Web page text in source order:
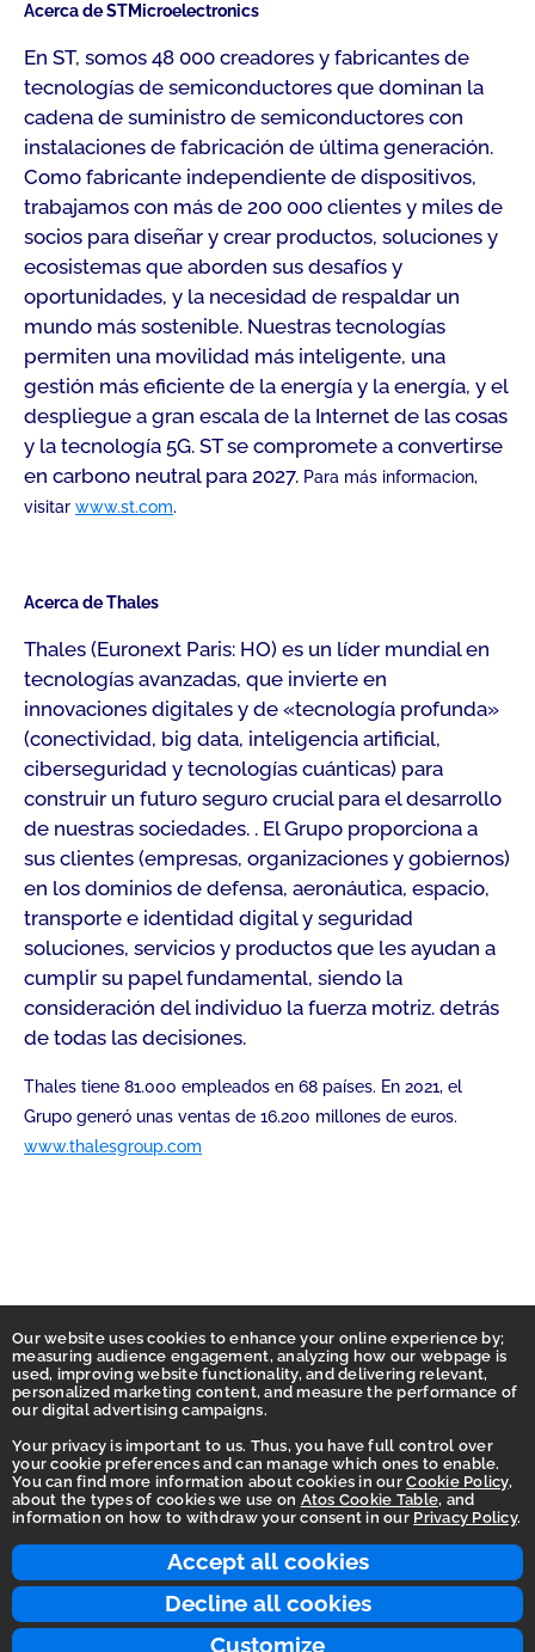
Accept all cookies
Decline all cookies
Customize
Our website uses cookies to enhance your online experience by;
measuring audience engagement, analyzing how our webpage is
used, improving website functionality, and delivering relevant,
personalized marketing content, and measure the performance of
our digital advertising campaigns.
Your privacy is important to us. Thus, you have full control over
your cookie preferences and can manage which ones to enable.
You can find more information about cookies in ourCookie Policy,
about the types of cookies we use on Atos Cookie Table, and
information on how to withdraw your consent in our Privacy Policy.
Acerca de STMicroelectronics
En ST, somos 48 000 creadores y fabricantes de
tecnologías de semiconductores que dominan la
cadena de suministro de semiconductores con
instalaciones de fabricación de última generación.
Como fabricante independiente de dispositivos,
trabajamos con más de 200 000 clientes y miles de
socios para diseñar y crear productos, soluciones y
ecosistemas que aborden sus desafíos y
oportunidades, y la necesidad de respaldar un
mundo más sostenible. Nuestras tecnologías
permiten una movilidad más inteligente, una
gestión más eficiente de la energía y la energía, y el
despliegue a gran escala de la Internet de las cosas
y la tecnología 5G. ST se compromete a convertirse
en carbono neutral para 2027. Para más informacion,
visitar www.st.com.
Acerca de Thales
Thales (Euronext Paris: HO) es un líder mundial en
tecnologías avanzadas, que invierte en
innovaciones digitales y de «tecnología profunda»
(conectividad, big data, inteligencia artificial,
ciberseguridad y tecnologías cuánticas) para
construir un futuro seguro crucial para el desarrollo
de nuestras sociedades. . El Grupo proporciona a
sus clientes (empresas, organizaciones y gobiernos)
en los dominios de defensa, aeronáutica, espacio,
transporte e identidad digital y seguridad
soluciones, servicios y productos que les ayudan a
cumplir su papel fundamental, siendo la
consideración del individuo la fuerza motriz. detrás
de todas las decisiones.
Thales tiene 81.000 empleados en 68 países. En 2021, el
Grupo generó unas ventas de 16.200 millones de euros.
www.thalesgroup.com
Homepage
Accessibility Statement
Terms of use
Integrity Line
Privacy